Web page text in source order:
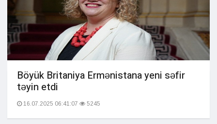
Böyük Britaniya Ermənistana yeni səfir
təyin etdi
16.07.2025 06:41:07 5245